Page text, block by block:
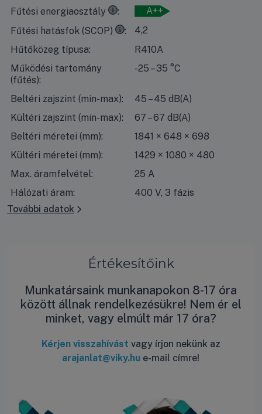
Fűtési energiaosztály
A++
35°Ckilépő vízhőmérséklet esetén, 7°C-os száraz
Fűtési hatásfok (SCOP)
4,2
35°Ckilépő vízhőmérséklet esetén, 7°C-os száraz
Hűtőközeg típusa:
R410A
Működési tartomány
(fűtés):
-25 – 35 °C
Beltéri zajszint (min-max):
45 – 45 dB(A)
Kültéri zajszint (min-max):
67 – 67 dB(A)
Beltéri méretei (mm):
1841 × 648 × 698
Kültéri méretei (mm):
1429 × 1080 × 480
Max. áramfelvétel:
25 A
Hálózati áram:
400 V, 3 fázis
További adatok
Értékesítőink
Munkatársaink munkanapokon 8-17 óra
között állnak rendelkezésükre! Nem ér el
minket, vagy elmúlt már 17 óra?
Kérjen visszahívást vagy írjon nekünk az
arajanlat@viky.hu e-mail címre!